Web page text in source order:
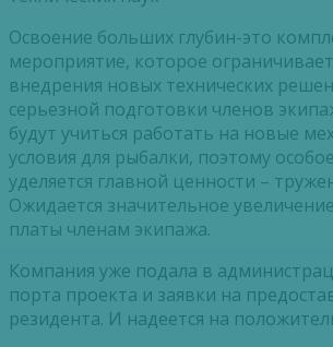
Освоение больших глубин-это
мероприятие, которое
внедрения новых технических
серьезной подготовки членов
будут учиться работать на новые
условия для рыбалки, поэтому
уделяется главной ценности –
Ожидается значительное
платы членам экипажа.
Компания уже подала в
порта проекта и заявки на
резидента. И надеется на